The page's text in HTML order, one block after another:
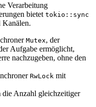
Verarbeitung
bietet tokio::sync
Kanälen.
Mutex, der
Aufgabe ermöglicht,
nachzugeben, ohne den
RwLock mit
die Anzahl gleichzeitiger